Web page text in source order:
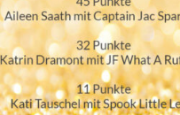
RECHTSORDNUNG